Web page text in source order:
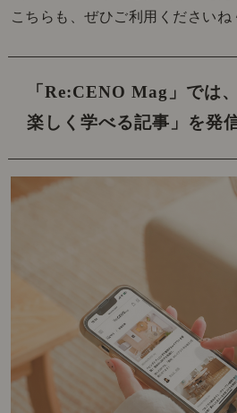
こちらも、ぜひご利用くださいね
「Re:CENO Mag」では、
楽しく学べる記事」を発